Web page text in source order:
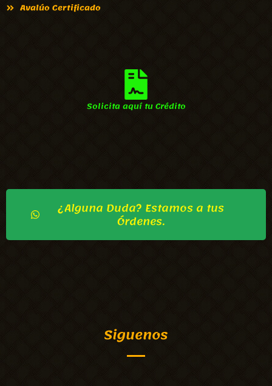
Avalúo Certificado
Solicita aquí tu Crédito
¿Alguna Duda? Estamos a tus
Órdenes.
Siguenos